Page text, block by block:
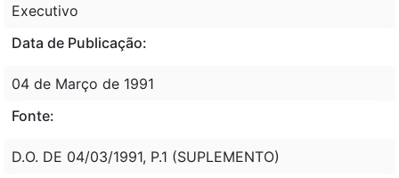
Executivo
Data de Publicação:
04 de Março de 1991
Fonte:
D.O. DE 04/03/1991, P.1 (SUPLEMENTO)